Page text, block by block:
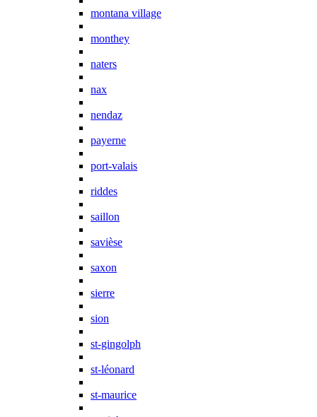
montana village
monthey
naters
nax
nendaz
payerne
port-valais
riddes
saillon
savièse
saxon
sierre
sion
st-gingolph
st-léonard
st-maurice